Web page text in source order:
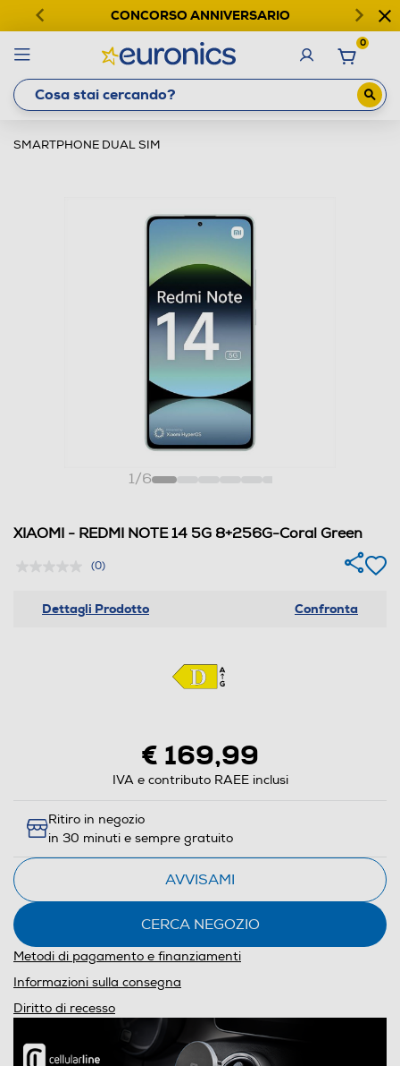
CONCORSO ANNIVERSARIO
0
SMARTPHONE DUAL SIM
1/6
XIAOMI - REDMI NOTE 14 5G 8+256G-Coral Green
(0)
Dettagli Prodotto Confronta
€ 169,99
IVA e contributo RAEE inclusi
Ritiro in negozio
in 30 minuti e sempre gratuito
AVVISAMI
CERCA NEGOZIO
Metodi di pagamento e finanziamenti
Informazioni sulla consegna
Diritto di recesso